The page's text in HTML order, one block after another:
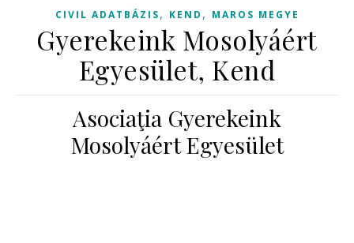
CIVIL ADATBÁZIS, KEND , MAROS MEGYE
Gyerekeink Mosolyáért
Egyesület, Kend
Asociaţia Gyerekeink
Mosolyáért Egyesület